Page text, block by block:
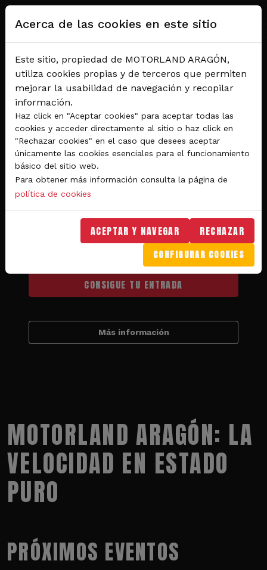
Pasar al contenido principal
Del 28 al 30 de agosto 2026
Circuito de velocidad
GRAN PREMIO
MICHELIN® DE ARAGÓN
DE MOTOGP™ 2026
CONSIGUE TU ENTRADA
Más información
MOTORLAND ARAGÓN: LA
VELOCIDAD EN ESTADO
PURO
PRÓXIMOS EVENTOS
Acerca de las cookies en este sitio
Este sitio, propiedad de MOTORLAND ARAGÓN,
utiliza cookies propias y de terceros que permiten
mejorar la usabilidad de navegación y recopilar
información.
Haz click en "Aceptar cookies" para aceptar todas las
cookies y acceder directamente al sitio o haz click en
"Rechazar cookies" en el caso que desees aceptar
únicamente las cookies esenciales para el funcionamiento
básico del sitio web.
Para obtener más información consulta la página de
política de cookies
ACEPTAR Y NAVEGAR RECHAZAR
CONFIGURAR COOKIES